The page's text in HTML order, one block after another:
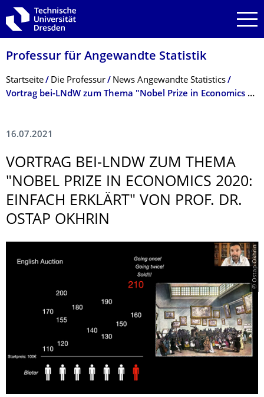
Zur Hauptnavigation springen
Zur Suche springen
Zum Inhalt springen
Professur für Angewandte Statistik
Breadcrumb-Menü
Startseite Die Professur
News Angewandte Statistics
Vortrag bei-LNdW zum Thema "Nobel Prize in Economics 2020: einfach erklärt" von Prof. Dr. Ostap Okhrin
16.07.2021
VORTRAG BEI-LNDW ZUM THEMA
"NOBEL PRIZE IN ECONOMICS 2020:
EINFACH ERKLÄRT" VON PROF. DR.
OSTAP OKHRIN
© Ostap Okhrin